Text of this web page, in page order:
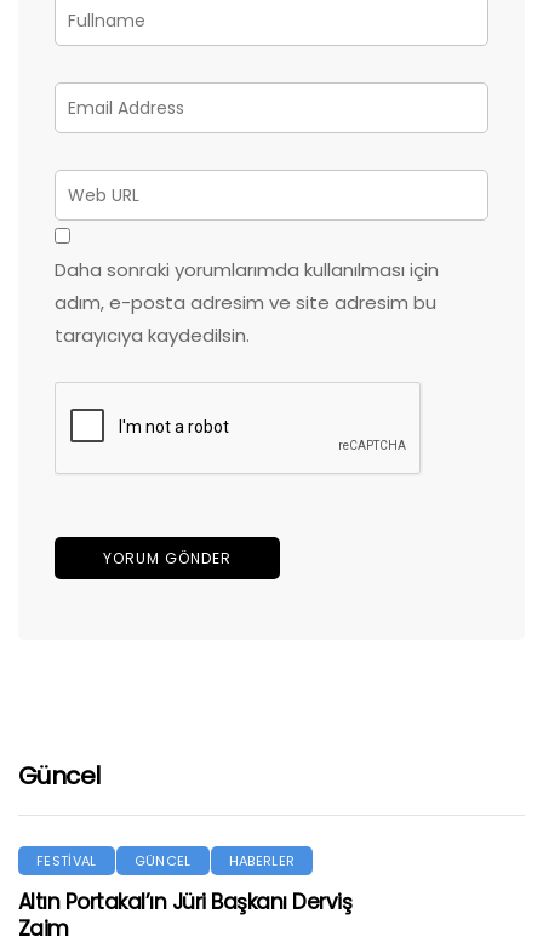
Daha sonraki yorumlarımda kullanılması için
adım, e-posta adresim ve site adresim bu
tarayıcıya kaydedilsin.
Güncel
FESTİVAL GÜNCEL HABERLER
Altın Portakal’ın Jüri Başkanı Derviş
Zaim